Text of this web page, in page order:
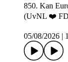
850. Kan
(UvNL ❤️
05/08/2026